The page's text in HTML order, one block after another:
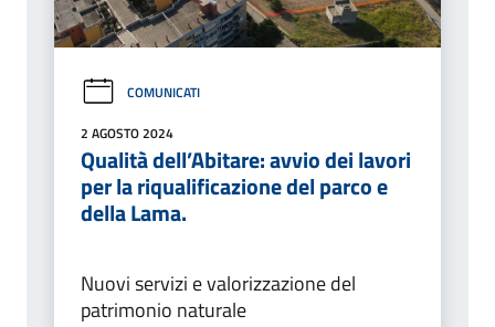
COMUNICATI
2 AGOSTO 2024
Qualità dell’Abitare: avvio dei lavori
per la riqualificazione del parco e
della Lama.
Nuovi servizi e valorizzazione del
patrimonio naturale